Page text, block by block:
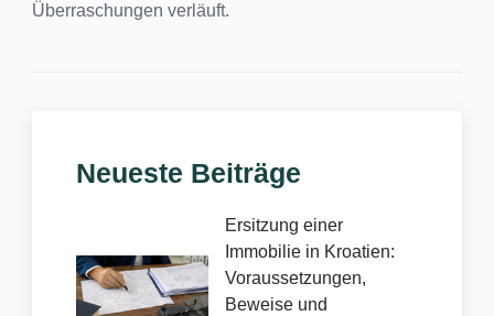
Überraschungen verläuft.
Neueste Beiträge
Ersitzung einer
Immobilie in Kroatien:
Voraussetzungen,
Beweise und